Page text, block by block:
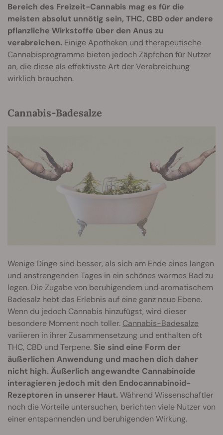
Bereich des Freizeit-Cannabis mag es für die
meisten absolut unnötig sein, THC, CBD oder andere
pflanzliche Wirkstoffe über den Anus zu
verabreichen. Einige Apotheken und therapeutische
Cannabisprogramme bieten jedoch Zäpfchen für Nutzer
an, die diese als effektivste Art der Verabreichung
wirklich brauchen.
Cannabis-Badesalze
Wenige Dinge sind besser, als sich am Ende eines langen
und anstrengenden Tages in ein schönes warmes Bad zu
legen. Die Zugabe von beruhigendem und aromatischem
Badesalz hebt das Erlebnis auf eine ganz neue Ebene.
Wenn du jedoch Cannabis hinzufügst, wird dieser
besondere Moment noch toller. Cannabis-Badesalze
variieren in ihrer Zusammensetzung und enthalten oft
THC, CBD und Terpene. Sie sind eine Form der
äußerlichen Anwendung und machen dich daher
nicht high. Äußerlich angewandte Cannabinoide
interagieren jedoch mit den Endocannabinoid-
Rezeptoren in unserer Haut. Während Wissenschaftler
noch die Vorteile untersuchen, berichten viele Nutzer von
einer entspannenden und beruhigenden Wirkung.